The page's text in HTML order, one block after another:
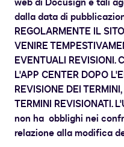
dalla data di
REGOLARMENTE IL
VENIRE
EVENTUALI REVISIONI.
L'APP CENTER DOPO
REVISIONE DEI
TERMINI REVISIONATI.
non ha obblighi nei
relazione alla modifica